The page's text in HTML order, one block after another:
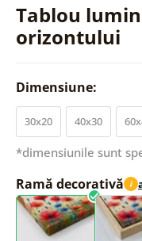
Tablou
orizontului
Dimensiune:
30x20 40x30
*dimensiunile sunt
Ramă decorativă i